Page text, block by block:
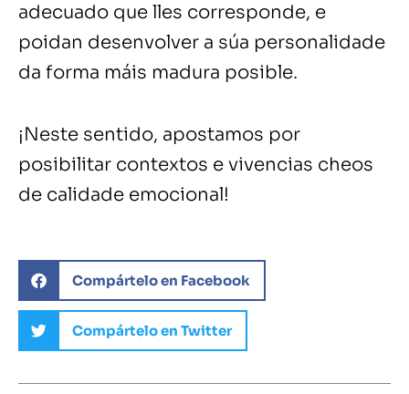
adecuado que lles corresponde, e
poidan desenvolver a súa personalidade
da forma máis madura posible.
¡Neste sentido, apostamos por
posibilitar contextos e vivencias cheos
de calidade emocional!
Compártelo en Facebook
Compártelo en Twitter